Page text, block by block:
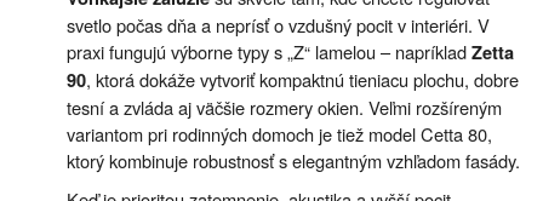
svetlo počas dňa a neprísť o vzdušný pocit v interiéri. V
praxi fungujú výborne typy s „Z“ lamelou – napríkladZetta
90, ktorá dokáže vytvoriť kompaktnú tieniacu plochu, dobre
tesní a zvláda aj väčšie rozmery okien. Veľmi rozšíreným
variantom pri rodinných domoch je tiež model Cetta 80,
ktorý kombinuje robustnosť s elegantným vzhľadom fasády.